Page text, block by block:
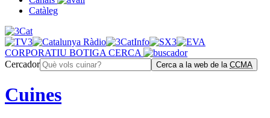
Catàleg
CORPORATIU BOTIGA CERCA
Cercador
Cerca a la web de la CCMA
Cuines